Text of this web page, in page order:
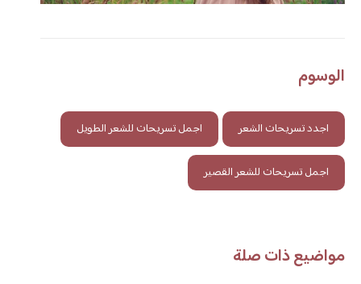
الوسوم
اجدد تسريحات الشعر اجمل تسريحات للشعر الطويل
اجمل تسريحات للشعر القصير
مواضيع ذات صلة